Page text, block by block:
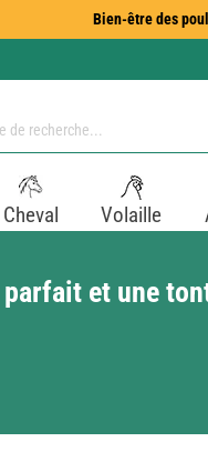
Bien-être des
Cheval Volaille
et une